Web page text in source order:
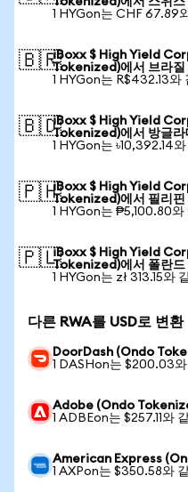
1 HYGon는 CHF 67.89
🇧🇷iBoxx $ High Yield
Tokenized)에서 브라질
1 HYGon는 R$432.13와
🇧🇩iBoxx $ High Yield
Tokenized)에서 방글라
1 HYGon는 ৳10,392.14
🇵🇭iBoxx $ High Yield
Tokenized)에서 필리핀
1 HYGon는 ₱5,100.80와
🇵🇱iBoxx $ High Yield
Tokenized)에서 폴란드
1 HYGon는 zł 313.15와
다른 RWA를 USD로 변환
DoorDash (Ondo
1 DASHon는 $200.03와
Adobe (Ondo
1 ADBEon는 $257.11와
American Express
1 AXPon는 $350.58와